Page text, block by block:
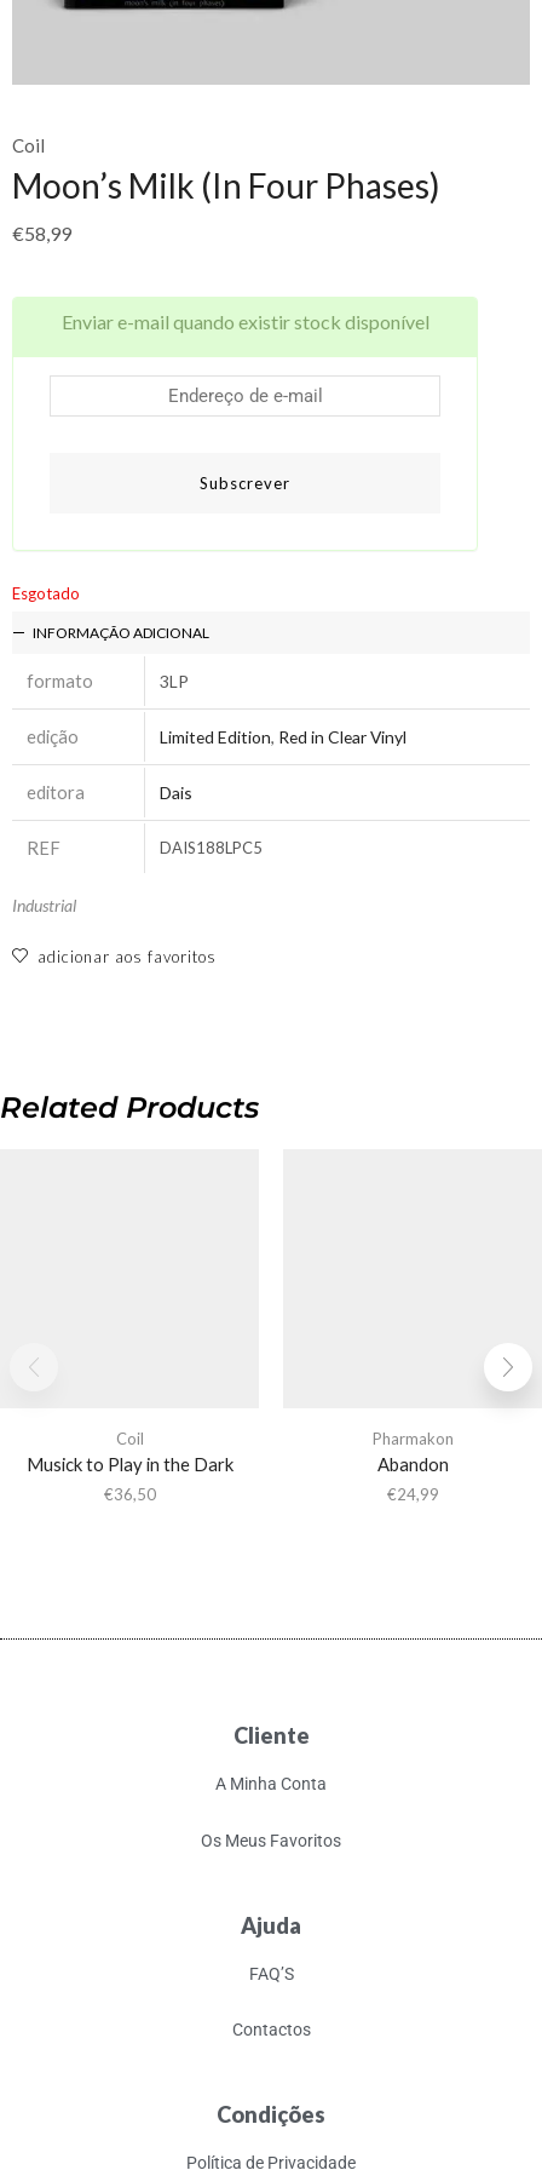
Coil
Moon’s Milk (In Four Phases)
€58,99
Enviar e-mail quando existir stock disponível
Subscrever
Esgotado
INFORMAÇÃO ADICIONAL
formato 3LP
edição Limited Edition, Red in Clear Vinyl
editora Dais
REF DAIS188LPC5
Industrial
adicionar aos favoritos
Related Products
Coil
Musick to Play in the Dark
€36,50
Pharmakon
Abandon
€24,99
Cliente
A Minha Conta
Os Meus Favoritos
Ajuda
FAQ’S
Contactos
Condições
Política de Privacidade